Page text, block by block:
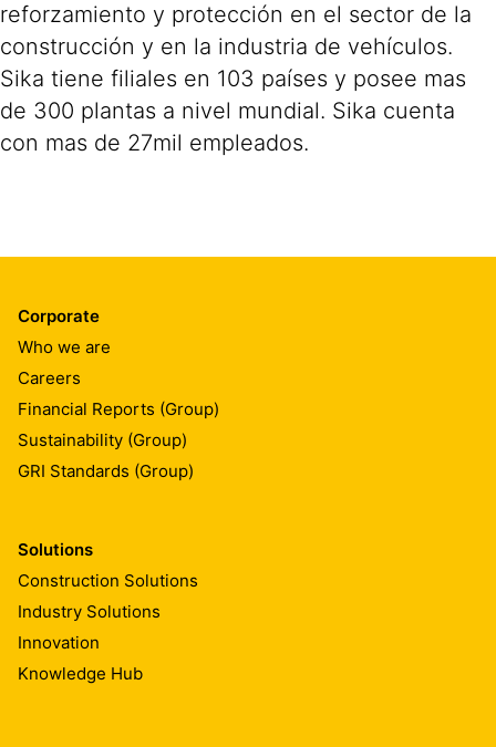
reforzamiento y protección en el sector de la
construcción y en la industria de vehículos.
Sika tiene filiales en 103 países y posee mas
de 300 plantas a nivel mundial. Sika cuenta
con mas de 27mil empleados.
Corporate
Who we are
Careers
Financial Reports (Group)
Sustainability (Group)
GRI Standards (Group)
Solutions
Construction Solutions
Industry Solutions
Innovation
Knowledge Hub